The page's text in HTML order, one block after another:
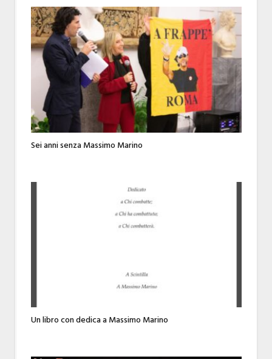
Sei anni senza Massimo Marino
Un libro con dedica a Massimo Marino